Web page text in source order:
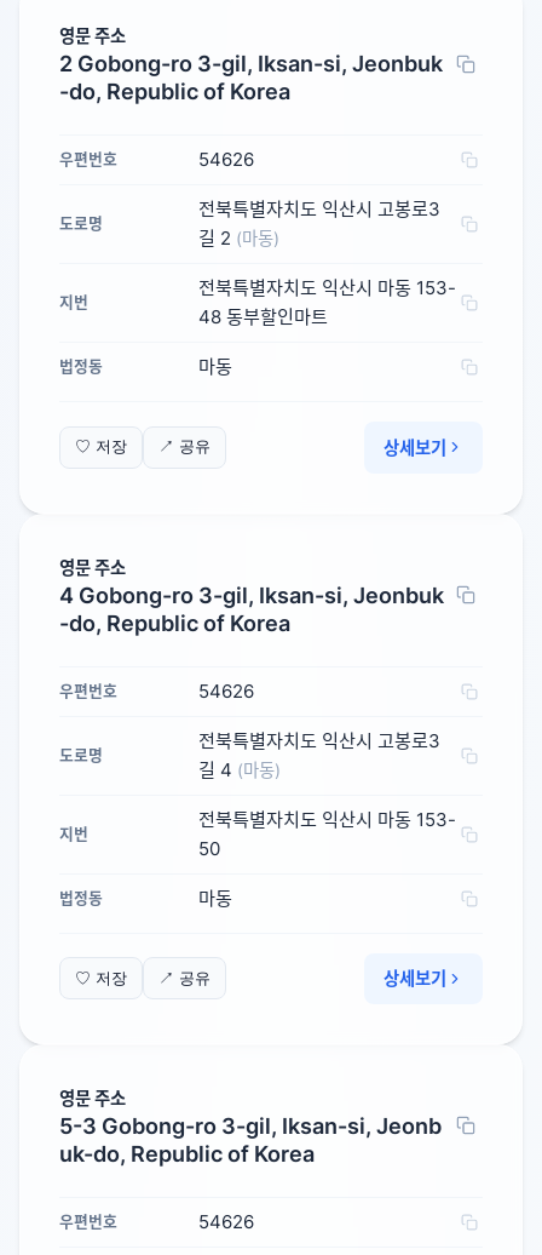
영문 주소
2 Gobong-ro 3-gil, Iksan-si, Jeonbuk
-do, Republic of Korea
우편번호 54626
도로명
전북특별자치도 익산시 고봉로3
길 2 (마동)
지번
전북특별자치도 익산시 마동 153-
48 동부할인마트
법정동 마동
♡ 저장 ↗ 공유 상세보기
영문 주소
4 Gobong-ro 3-gil, Iksan-si, Jeonbuk
-do, Republic of Korea
우편번호 54626
도로명
전북특별자치도 익산시 고봉로3
길 4 (마동)
지번
전북특별자치도 익산시 마동 153-
50
법정동 마동
♡ 저장 ↗ 공유 상세보기
영문 주소
5-3 Gobong-ro 3-gil, Iksan-si, Jeonb
uk-do, Republic of Korea
우편번호 54626